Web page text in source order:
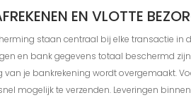
EN VLOTTE
staan centraal bij elke transactie
en bank gegevens totaal beschermd
van je bankrekening wordt overgemaakt.
mogelijk te verzenden. Leveringen